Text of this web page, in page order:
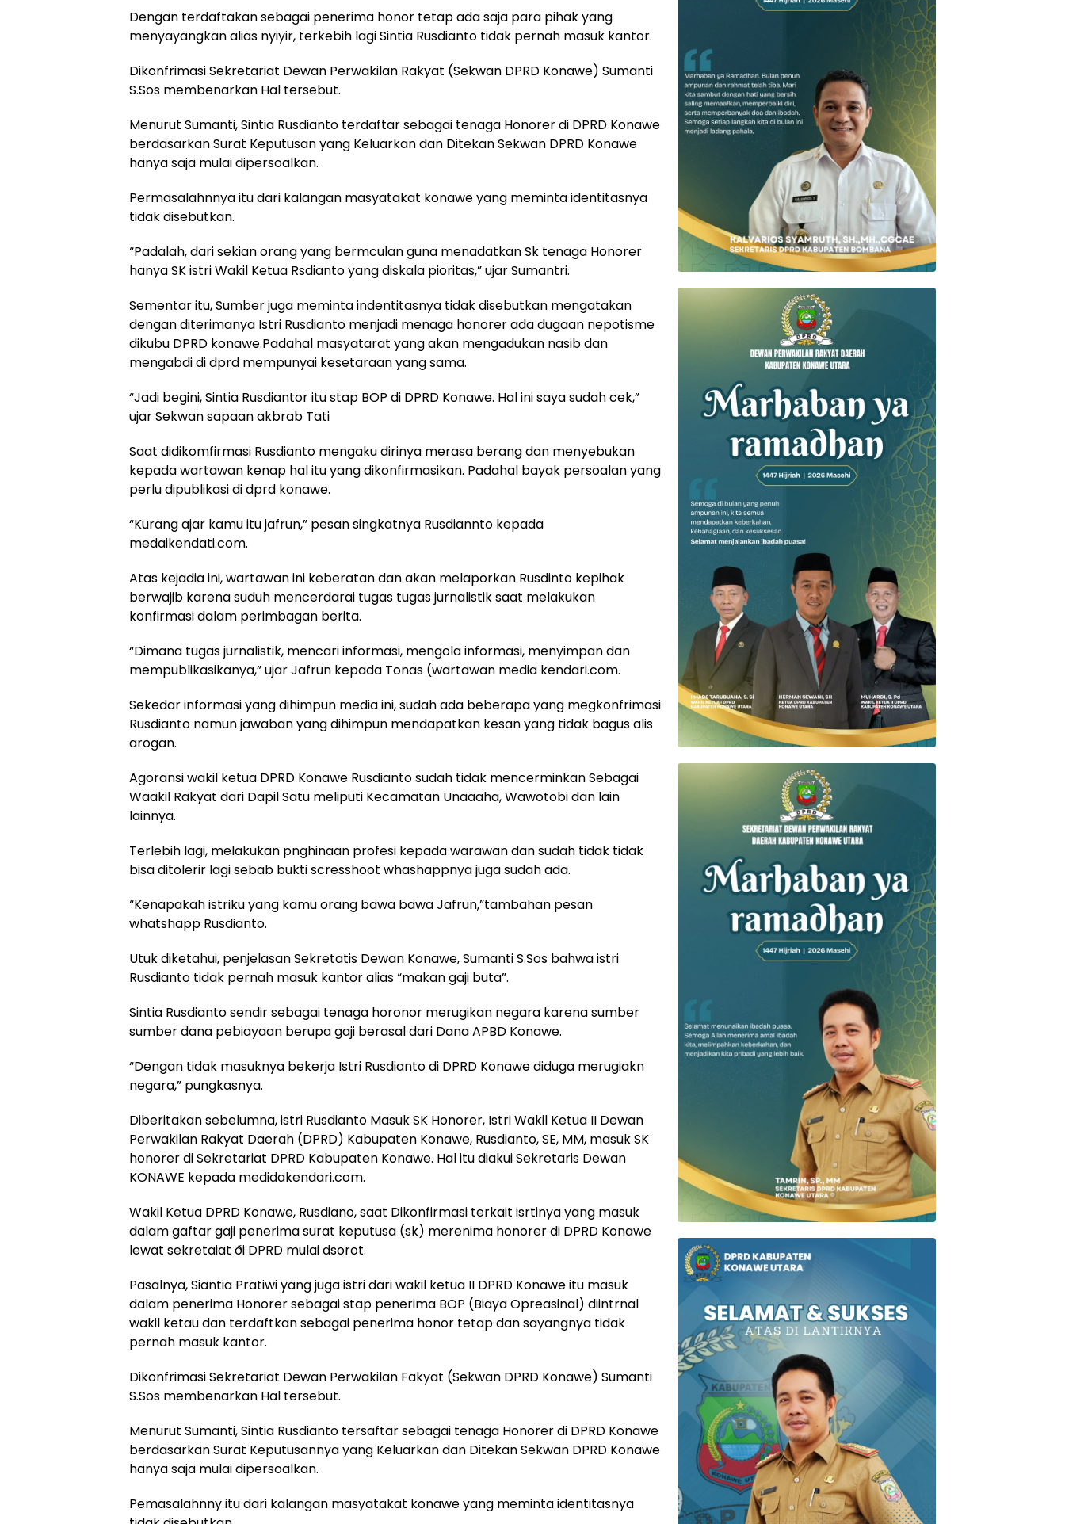
Dengan terdaftakan sebagai penerima honor tetap ada saja para pihak yang
menyayangkan alias nyiyir, terkebih lagi Sintia Rusdianto tidak pernah masuk kantor.
Dikonfrimasi Sekretariat Dewan Perwakilan Rakyat (Sekwan DPRD Konawe) Sumanti
S.Sos membenarkan Hal tersebut.
Menurut Sumanti, Sintia Rusdianto terdaftar sebagai tenaga Honorer di DPRD Konawe
berdasarkan Surat Keputusan yang Keluarkan dan Ditekan Sekwan DPRD Konawe
hanya saja mulai dipersoalkan.
Permasalahnnya itu dari kalangan masyatakat konawe yang meminta identitasnya
tidak disebutkan.
“Padalah, dari sekian orang yang bermculan guna menadatkan Sk tenaga Honorer
hanya SK istri Wakil Ketua Rsdianto yang diskala pioritas,” ujar Sumantri.
Sementar itu, Sumber juga meminta indentitasnya tidak disebutkan mengatakan
dengan diterimanya Istri Rusdianto menjadi menaga honorer ada dugaan nepotisme
dikubu DPRD konawe.Padahal masyatarat yang akan mengadukan nasib dan
mengabdi di dprd mempunyai kesetaraan yang sama.
“Jadi begini, Sintia Rusdiantor itu stap BOP di DPRD Konawe. Hal ini saya sudah cek,”
ujar Sekwan sapaan akbrab Tati
Saat didikomfirmasi Rusdianto mengaku dirinya merasa berang dan menyebukan
kepada wartawan kenap hal itu yang dikonfirmasikan. Padahal bayak persoalan yang
perlu dipublikasi di dprd konawe.
“Kurang ajar kamu itu jafrun,” pesan singkatnya Rusdiannto kepada
medaikendati.com.
Atas kejadia ini, wartawan ini keberatan dan akan melaporkan Rusdinto kepihak
berwajib karena suduh mencerdarai tugas tugas jurnalistik saat melakukan
konfirmasi dalam perimbagan berita.
“Dimana tugas jurnalistik, mencari informasi, mengola informasi, menyimpan dan
mempublikasikanya,” ujar Jafrun kepada Tonas (wartawan media kendari.com.
Sekedar informasi yang dihimpun media ini, sudah ada beberapa yang megkonfrimasi
Rusdianto namun jawaban yang dihimpun mendapatkan kesan yang tidak bagus alis
arogan.
Agoransi wakil ketua DPRD Konawe Rusdianto sudah tidak mencerminkan Sebagai
Waakil Rakyat dari Dapil Satu meliputi Kecamatan Unaaaha, Wawotobi dan lain
lainnya.
Terlebih lagi, melakukan pnghinaan profesi kepada warawan dan sudah tidak tidak
bisa ditolerir lagi sebab bukti scresshoot whashappnya juga sudah ada.
“Kenapakah istriku yang kamu orang bawa bawa Jafrun,”tambahan pesan
whatshapp Rusdianto.
Utuk diketahui, penjelasan Sekretatis Dewan Konawe, Sumanti S.Sos bahwa istri
Rusdianto tidak pernah masuk kantor alias “makan gaji buta”.
Sintia Rusdianto sendir sebagai tenaga horonor merugikan negara karena sumber
sumber dana pebiayaan berupa gaji berasal dari Dana APBD Konawe.
“Dengan tidak masuknya bekerja Istri Rusdianto di DPRD Konawe diduga merugiakn
negara,” pungkasnya.
Diberitakan sebelumna, istri Rusdianto Masuk SK Honorer, Istri Wakil Ketua II Dewan
Perwakilan Rakyat Daerah (DPRD) Kabupaten Konawe, Rusdianto, SE, MM, masuk SK
honorer di Sekretariat DPRD Kabupaten Konawe. Hal itu diakui Sekretaris Dewan
KONAWE kepada medidakendari.com.
Wakil Ketua DPRD Konawe, Rusdiano, saat Dikonfirmasi terkait isrtinya yang masuk
dalam gaftar gaji penerima surat keputusa (sk) merenima honorer di DPRD Konawe
lewat sekretaiat ði DPRD mulai dsorot.
Pasalnya, Siantia Pratiwi yang juga istri dari wakil ketua II DPRD Konawe itu masuk
dalam penerima Honorer sebagai stap penerima BOP (Biaya Opreasinal) diintrnal
wakil ketau dan terdaftkan sebagai penerima honor tetap dan sayangnya tidak
pernah masuk kantor.
Dikonfrimasi Sekretariat Dewan Perwakilan Fakyat (Sekwan DPRD Konawe) Sumanti
S.Sos membenarkan Hal tersebut.
Menurut Sumanti, Sintia Rusdianto tersaftar sebagai tenaga Honorer di DPRD Konawe
berdasarkan Surat Keputusannya yang Keluarkan dan Ditekan Sekwan DPRD Konawe
hanya saja mulai dipersoalkan.
Pemasalahnny itu dari kalangan masyatakat konawe yang meminta identitasnya